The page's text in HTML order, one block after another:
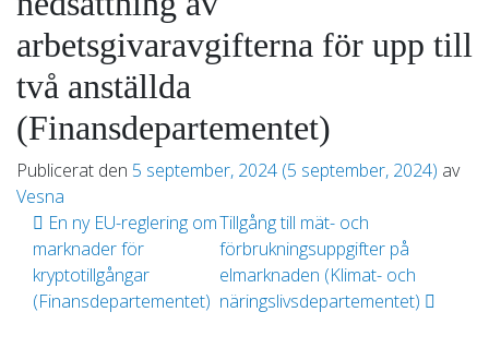
arbetsgivaravgifterna för upp till
två anställda
(Finansdepartementet)
Publicerat den 5 september, 2024 (5 september, 2024) av
Vesna
Inläggsnavigering
En ny EU-reglering om
marknader för
kryptotillgångar
(Finansdepartementet)
Tillgång till mät- och
förbrukningsuppgifter på
elmarknaden (Klimat- och
näringslivsdepartementet)